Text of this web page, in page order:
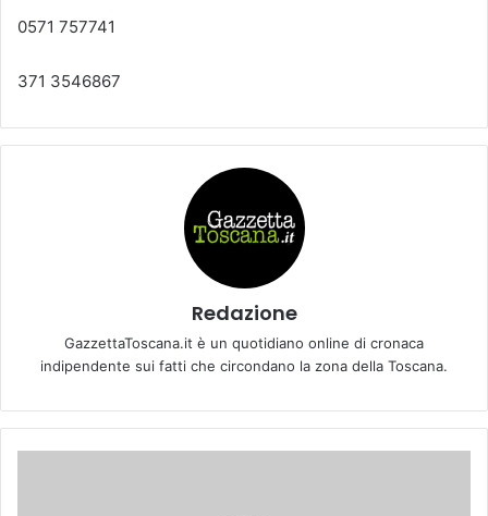
0571 757741
371 3546867
Redazione
GazzettaToscana.it è un quotidiano online di cronaca
indipendente sui fatti che circondano la zona della Toscana.